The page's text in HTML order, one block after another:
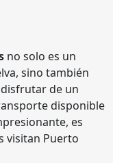
no solo es un
sino también
de un
disponible
es
visitan Puerto